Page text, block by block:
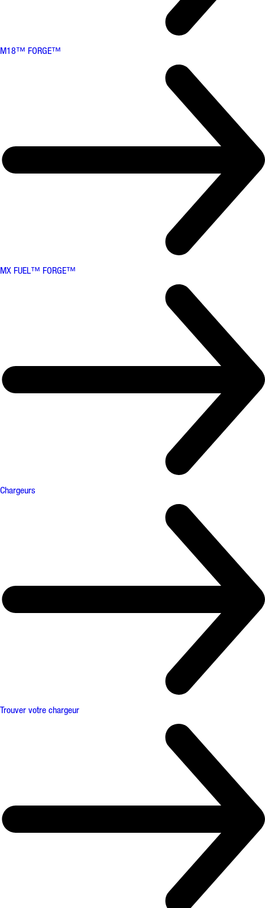
M18™ FORGE™
MX FUEL™ FORGE™
Chargeurs
Trouver votre chargeur